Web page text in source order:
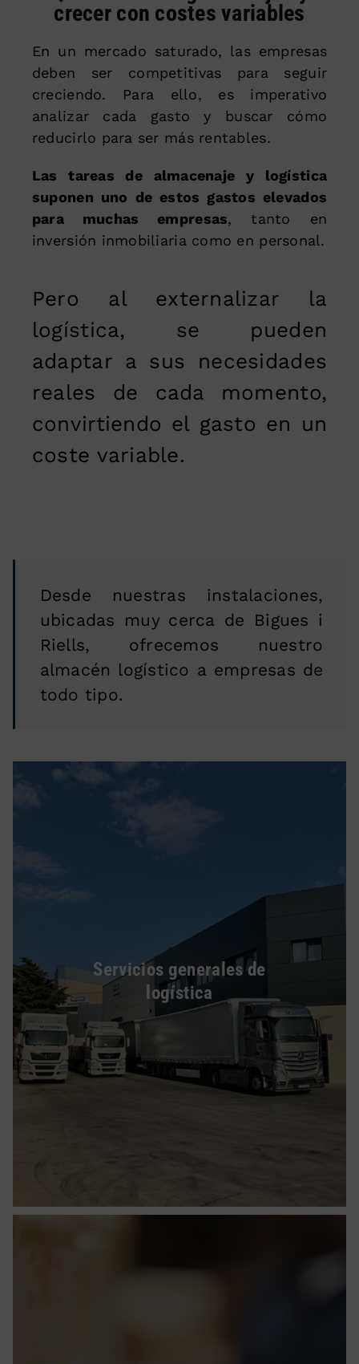
crecer con costes variables
En un mercado saturado, las empresas
deben ser competitivas para seguir
creciendo. Para ello, es imperativo
analizar cada gasto y buscar cómo
reducirlo para ser más rentables.
Las tareas de almacenaje y logística
suponen uno de estos gastos elevados
para muchas empresas, tanto en
inversión inmobiliaria como en personal.
Pero al externalizar la
logística, se pueden
adaptar a sus necesidades
reales de cada momento,
convirtiendo el gasto en un
coste variable.
Desde nuestras instalaciones,
ubicadas muy cerca de Bigues i
Riells, ofrecemos nuestro
almacén logístico a empresas de
todo tipo.
Servicios generales de
logística